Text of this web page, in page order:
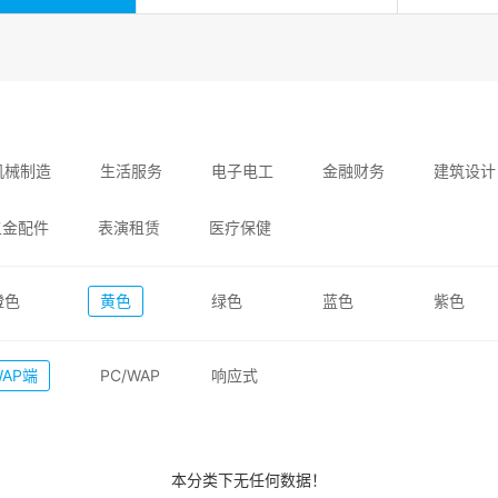
械制造 生活服务 电子电工 金融财务 建筑设计
配件 表演租赁 医疗保健
色 黄色 绿色 蓝色 紫色
端 PC/WAP 响应式
本分类下无任何数据！